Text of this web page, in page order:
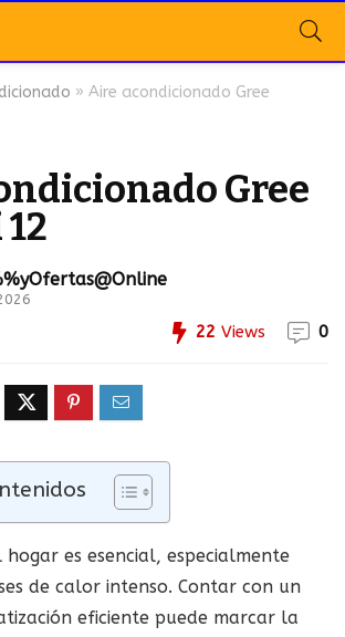
» Aire acondicionado Gree
Gree
22 Views 0
es esencial, especialmente
de calor intenso. Contar con un
eficiente puede marcar la